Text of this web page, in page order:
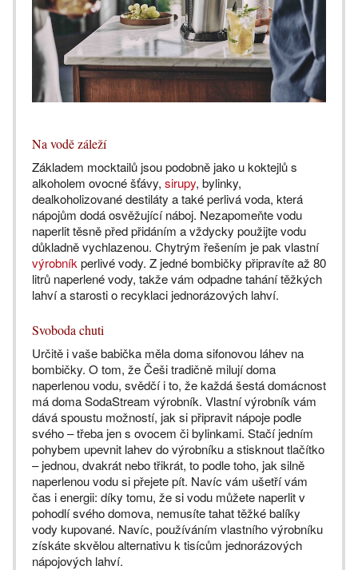
Na vodě záleží
Základem mocktailů jsou podobně jako u koktejlů s
alkoholem ovocné šťávy, sirupy, bylinky,
dealkoholizované destiláty a také perlivá voda, která
nápojům dodá osvěžující náboj. Nezapomeňte vodu
naperlit těsně před přidáním a vždycky použijte vodu
důkladně vychlazenou. Chytrým řešením je pak vlastní
výrobník perlivé vody. Z jedné bombičky připravíte až 80
litrů naperlené vody, takže vám odpadne tahání těžkých
lahví a starosti o recyklaci jednorázových lahví.
Svoboda chuti
Určitě i vaše babička měla doma sifonovou láhev na
bombičky. O tom, že Češi tradičně milují doma
naperlenou vodu, svědčí i to, že každá šestá domácnost
má doma SodaStream výrobník. Vlastní výrobník vám
dává spoustu možností, jak si připravit nápoje podle
svého – třeba jen s ovocem či bylinkami. Stačí jedním
pohybem upevnit lahev do výrobníku a stisknout tlačítko
– jednou, dvakrát nebo třikrát, to podle toho, jak silně
naperlenou vodu si přejete pít. Navíc vám ušetří vám
čas i energii: díky tomu, že si vodu můžete naperlit v
pohodlí svého domova, nemusíte tahat těžké balíky
vody kupované. Navíc, používáním vlastního výrobníku
získáte skvělou alternativu k tisícům jednorázových
nápojových lahví.